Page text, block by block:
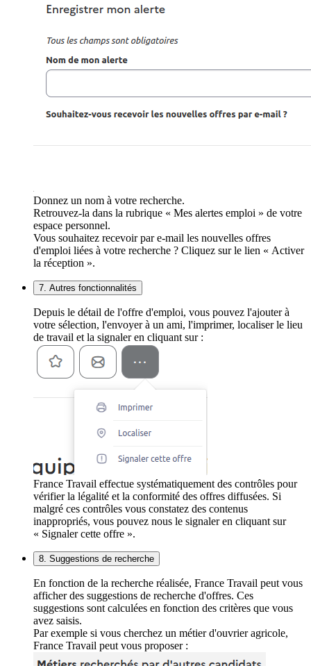
Donnez un nom à votre recherche.
Retrouvez-la dans la rubrique « Mes alertes emploi » de votre
espace personnel.
Vous souhaitez recevoir par e-mail les nouvelles offres
d'emploi liées à votre recherche ? Cliquez sur le lien « Activer
la réception ».
7. Autres fonctionnalités
Depuis le détail de l'offre d'emploi, vous pouvez l'ajouter à
votre sélection, l'envoyer à un ami, l'imprimer, localiser le lieu
de travail et la signaler en cliquant sur :
France Travail effectue systématiquement des contrôles pour
vérifier la légalité et la conformité des offres diffusées. Si
malgré ces contrôles vous constatez des contenus
inappropriés, vous pouvez nous le signaler en cliquant sur
« Signaler cette offre ».
8. Suggestions de recherche
En fonction de la recherche réalisée, France Travail peut vous
afficher des suggestions de recherche d'offres. Ces
suggestions sont calculées en fonction des critères que vous
avez saisis.
Par exemple si vous cherchez un métier d'ouvrier agricole,
France Travail peut vous proposer :